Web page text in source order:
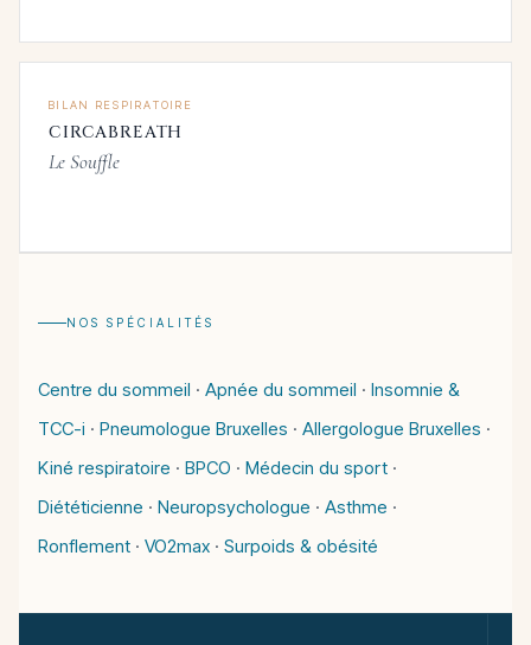
BILAN RESPIRATOIRE
CIRCABREATH
Le Souffle
NOS SPÉCIALITÉS
Centre du sommeil · Apnée du sommeil · Insomnie &
TCC-i · Pneumologue Bruxelles · Allergologue Bruxelles ·
Kiné respiratoire · BPCO · Médecin du sport ·
Diététicienne · Neuropsychologue · Asthme ·
Ronflement · VO2max · Surpoids & obésité